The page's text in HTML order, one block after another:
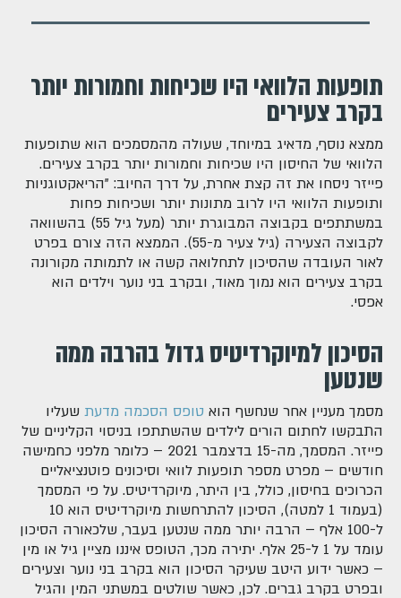
תופעות הלוואי היו שכיחות וחמורות יותר
בקרב צעירים
ממצא נוסף, מדאיג במיוחד, שעולה מהמסמכים הוא שתופעות
הלוואי של החיסון היו שכיחות וחמורות יותר בקרב צעירים.
פייזר ניסחו את זה קצת אחרת, על דרך החיוב: "הריאקטוגניות
ותופעות הלוואי היו לרוב מתונות יותר ושכיחות פחות
במשתתפים בקבוצה המבוגרת יותר (מעל גיל 55) בהשוואה
לקבוצה הצעירה (גיל צעיר מ-55). הממצא הזה צורם בפרט
לאור העובדה שהסיכון לתחלואה קשה או לתמותה מקורונה
בקרב צעירים הוא נמוך מאוד, ובקרב בני נוער וילדים הוא
אפסי.
הסיכון למיוקרדיטיס גדול בהרבה ממה
שנטען
מסמך מעניין אחר שנחשף הוא טופס הסכמה מדעת שעליו
התבקשו לחתום הורים לילדים שהשתתפו בניסוי הקליניים של
פייזר. המסמך, מה-15 בדצמבר 2021 – כלומר מלפני כחמישה
חודשים – מפרט מספר תופעות לוואי וסיכונים פוטנציאליים
הכרוכים בחיסון, כולל, בין היתר, מיוקרדיטיס. על פי המסמך
(בעמוד 1 למטה), הסיכון להתרחשות מיוקרדיטיס הוא 10
ל-100 אלף – הרבה יותר ממה שנטען בעבר, שלכאורה הסיכון
עומד על 1 ל-25 אלף. יתירה מכך, הטופס איננו מציין גיל או מין
– כאשר ידוע היטב שעיקר הסיכון הוא בקרב בני נוער וצעירים
ובפרט בקרב גברים. לכן, כאשר שולטים במשתני המין והגיל